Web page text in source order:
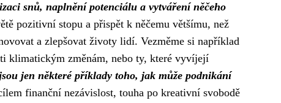
snů, naplnění potenciálu a vytváření něčeho
pozitivní stopu a přispět k něčemu většímu, než
a zlepšovat životy lidí. Vezměme si například
klimatickým změnám, nebo ty, které vyvíjejí
jen některé příklady toho, jak může podnikání
finanční nezávislost, touha po kreativní svobodě